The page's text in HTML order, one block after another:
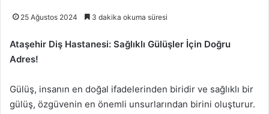
25 Ağustos 2024 3 dakika okuma süresi
Ataşehir Diş Hastanesi: Sağlıklı Gülüşler İçin Doğru
Adres!
Gülüş, insanın en doğal ifadelerinden biridir ve sağlıklı bir
gülüş, özgüvenin en önemli unsurlarından birini oluşturur.